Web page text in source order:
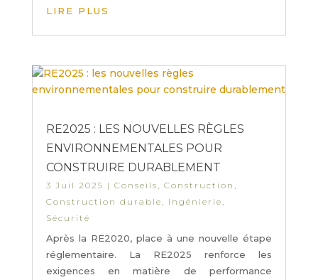
LIRE PLUS
RE2025 : LES NOUVELLES RÈGLES
ENVIRONNEMENTALES POUR
CONSTRUIRE DURABLEMENT
3 Juil 2025 | Conseils Construction
Construction durable
Ingénierie
Sécurité
Après la RE2020, place à une nouvelle étape
réglementaire. La RE2025 renforce les
exigences en matière de performance